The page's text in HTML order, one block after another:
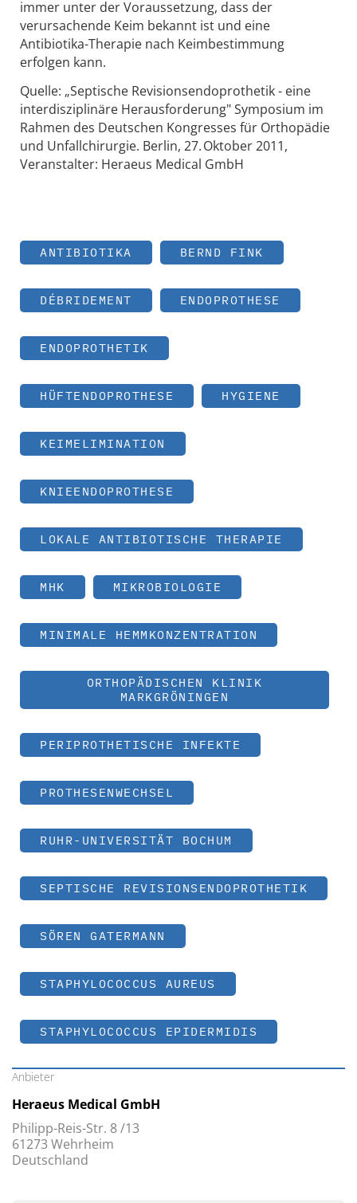
immer unter der Voraussetzung, dass der
verursachende Keim bekannt ist und eine
Antibiotika-Therapie nach Keimbestimmung
erfolgen kann.
Quelle: „Septische Revisionsendoprothetik - eine
interdisziplinäre Herausforderung" Symposium im
Rahmen des Deutschen Kongresses für Orthopädie
und Unfallchirurgie. Berlin, 27. Oktober 2011,
Veranstalter: Heraeus Medical GmbH
ANTIBIOTIKA BERND FINK
DÉBRIDEMENT ENDOPROTHESE
ENDOPROTHETIK
HÜFTENDOPROTHESE HYGIENE
KEIMELIMINATION
KNIEENDOPROTHESE
LOKALE ANTIBIOTISCHE THERAPIE
MHK MIKROBIOLOGIE
MINIMALE HEMMKONZENTRATION
ORTHOPÄDISCHEN KLINIK
MARKGRÖNINGEN
PERIPROTHETISCHE INFEKTE
PROTHESENWECHSEL
RUHR-UNIVERSITÄT BOCHUM
SEPTISCHE REVISIONSENDOPROTHETIK
SÖREN GATERMANN
STAPHYLOCOCCUS AUREUS
STAPHYLOCOCCUS EPIDERMIDIS
Anbieter
Heraeus Medical GmbH
Philipp-Reis-Str. 8 /13
61273 Wehrheim
Deutschland